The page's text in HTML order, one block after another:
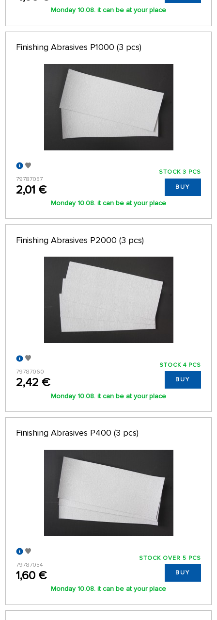
Monday 10.08. it can be at your place
Finishing Abrasives P1000 (3 pcs)
79787057
2,01 €
STOCK 3 PCS
BUY
Monday 10.08. it can be at your place
Finishing Abrasives P2000 (3 pcs)
79787060
2,42 €
STOCK 4 PCS
BUY
Monday 10.08. it can be at your place
Finishing Abrasives P400 (3 pcs)
79787054
1,60 €
STOCK OVER 5 PCS
BUY
Monday 10.08. it can be at your place